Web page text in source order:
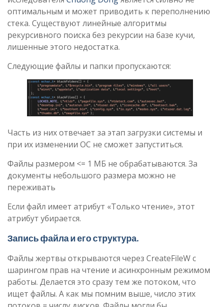
оптимальным и может приводить к переполнению
стека. Существуют линейные алгоритмы
рекурсивного поиска без рекурсии на базе кучи,
лишенные этого недостатка.
Следующие файлы и папки пропускаются:
Часть из них отвечает за этап загрузки системы и
при их изменении ОС не сможет запуститься.
Файлы размером <= 1 МБ не обрабатываются. За
документы небольшого размера можно не
переживать
Если файл имеет атрибут «Только чтение», этот
атрибут убирается.
Запись файла и его структура.
Файлы жертвы открываются через CreateFileW с
шарингом прав на чтение и асинхронным режимом
работы. Делается это сразу тем же потоком, что
ищет файлы. А как мы помним выше, число этих